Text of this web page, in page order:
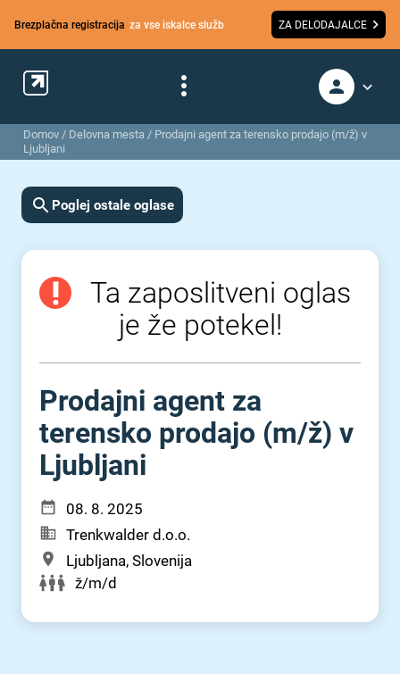
Brezplačna registracija za vse iskalce služb ZA DELODAJALCE
Domov / Delovna mesta / Prodajni agent za terensko prodajo (m/ž) v
Ljubljani
Poglej ostale oglase
Ta zaposlitveni oglas
je že potekel!
Prodajni agent za
terensko prodajo (m⁠/⁠ž) v
Ljubljani
08. 8. 2025
Trenkwalder d.o.o.
Ljubljana, Slovenija
ž/m/d